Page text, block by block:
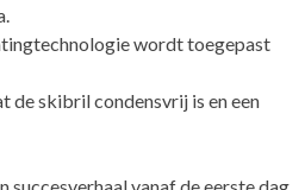
wordt toegepast
de skibril condensvrij is en een